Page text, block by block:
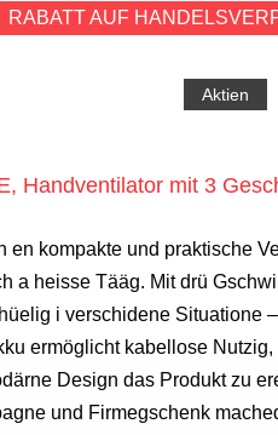
RABATT AUF
Aktien
Handventilator mit 3
en kompakte und praktische
a heisse Tääg. Mit drü
i verschidene Situatione
ermöglicht kabellose
Design das Produkt zu
und Firmegschenk